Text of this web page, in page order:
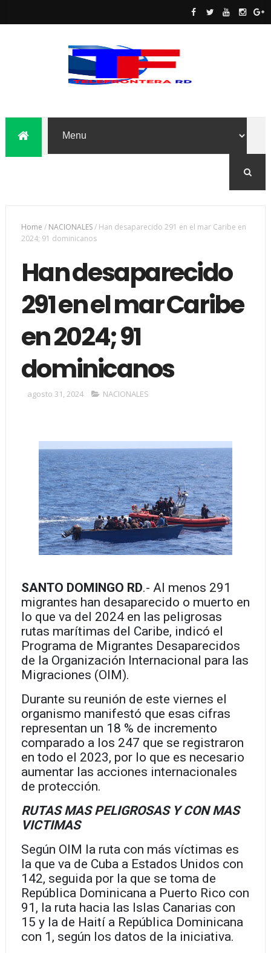
Home / NACIONALES/ Han desaparecido 291 en el mar Caribe en
2024; 91 dominicanos
Han desaparecido
291 en el mar Caribe
en 2024; 91
dominicanos
agosto 31, 2024 NACIONALES
SANTO DOMINGO RD.- Al menos 291
migrantes han desaparecido o muerto en
lo que va del 2024 en las peligrosas
rutas marítimas del Caribe, indicó el
Programa de Migrantes Desaparecidos
de la Organización Internacional para las
Migraciones (OIM).
Durante su reunión de este viernes el
organismo manifestó que esas cifras
representan un 18 % de incremento
comparado a los 247 que se registraron
en todo el 2023, por lo que es necesario
aumentar las acciones internacionales
de protección.
RUTAS MAS PELIGROSAS Y CON MAS
VICTIMAS
Según OIM la ruta con más víctimas es
la que va de Cuba a Estados Unidos con
142, seguida por la que se toma de
República Dominicana a Puerto Rico con
91, la ruta hacia las Islas Canarias con
15 y la de Haití a República Dominicana
con 1, según los datos de la iniciativa.